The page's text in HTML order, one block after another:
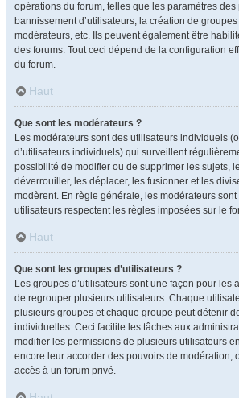
opérations du forum, telles que les paramètres des
bannissement d’utilisateurs, la création de
modérateurs, etc. Ils peuvent également être
des forums. Tout ceci dépend de la configuration
du forum.
Haut
Que sont les modérateurs ?
Les modérateurs sont des utilisateurs individuels
d’utilisateurs individuels) qui surveillent
possibilité de modifier ou de supprimer les sujets,
déverrouiller, les déplacer, les fusionner et les
modèrent. En règle générale, les modérateurs
utilisateurs respectent les règles imposées sur le
Haut
Que sont les groupes d’utilisateurs ?
Les groupes d’utilisateurs sont une façon pour les
de regrouper plusieurs utilisateurs. Chaque
plusieurs groupes et chaque groupe peut détenir
individuelles. Ceci facilite les tâches aux
modifier les permissions de plusieurs utilisateurs
encore leur accorder des pouvoirs de modération,
accès à un forum privé.